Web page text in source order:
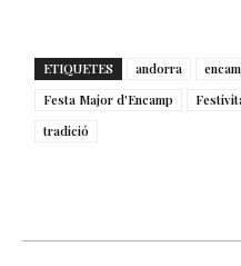
ETIQUETES andorra
Festa Major d'Encamp
tradició